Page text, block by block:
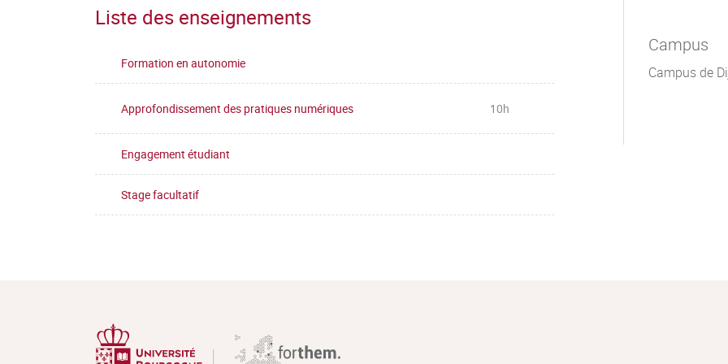
Liste des enseignements
Formation en autonomie
Approfondissement des pratiques numériques 10h
Engagement étudiant
Stage facultatif
Campus
Campus de